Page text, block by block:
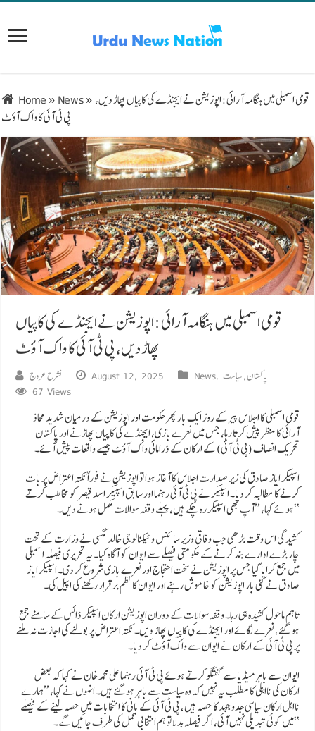
Home » News» قومی اسمبلی میں ہنگامہ آرائی: اپوزیشن نے ایجنڈے کی کاپیاں پھاڑ دیں،
پی ٹی آئی کا واک آؤٹ
قومی اسمبلی میں ہنگامہ آرائی: اپوزیشن نے ایجنڈے کی کاپیاں
پھاڑ دیں، پی ٹی آئی کا واک آؤٹ
نشرح عروج August 12, 2025 News, پاکستان,سیاست
67 Views
قومی اسمبلی کا اجلاس پیر کے روز ایک بار پھر حکومت اور اپوزیشن کے درمیان شدید محاذ
آرائی کا منظر پیش کرتا رہا، جس میں نعرے بازی، ایجنڈے کی کاپیاں پھاڑنے اور پاکستان
تحریک انصاف (پی ٹی آئی) کے ارکان کے ڈرامائی واک آؤٹ جیسے واقعات پیش آئے۔
اسپیکر ایاز صادق کی زیر صدارت اجلاس کا آغاز ہوا تو اپوزیشن نے فوراً نکتہ اعتراض پر بات
کرنے کا مطالبہ کر دیا۔ اسپیکر نے پی ٹی آئی رہنما اور سابق اسپیکر اسد قیصر کو مخاطب کرتے
ہوئے کہا، ’’آپ بھی اسپیکر رہ چکے ہیں، پہلے وقفہ سوالات مکمل ہونے دیں۔‘‘
کشیدگی اس وقت بڑھی جب وفاقی وزیر سائنس و ٹیکنالوجی خالد مگسی نے وزارت کے تحت
چار بڑے ادارے بند کرنے کے حکومتی فیصلے سے ایوان کو آگاہ کیا۔ یہ تحریری فیصلہ اسمبلی
میں جمع کرایا گیا جس پر اپوزیشن نے سخت احتجاج اور نعرے بازی شروع کر دی۔ اسپیکر ایاز
صادق نے کئی بار اپوزیشن کو خاموش رہنے اور ایوان کا نظم برقرار رکھنے کی اپیل کی۔
تاہم ماحول کشیدہ ہی رہا۔ وقفہ سوالات کے دوران اپوزیشن ارکان اسپیکر ڈائس کے سامنے جمع
ہو گئے، نعرے لگائے اور ایجنڈے کی کاپیاں پھاڑ دیں۔ نکتہ اعتراض پر بولنے کی اجازت نہ ملنے
پر پی ٹی آئی کے ارکان نے ایوان سے واک آؤٹ کر دیا۔
ایوان سے باہر میڈیا سے گفتگو کرتے ہوئے پی ٹی آئی رہنما علی محمد خان نے کہا کہ بعض
ارکان کی نااہلی کا مطلب یہ نہیں کہ وہ سیاست سے باہر ہو گئے ہیں۔ انہوں نے کہا، ’’ہمارے
نااہل ارکان سیاسی جدوجہد کا حصہ ہیں، پی ٹی آئی کے بانی کا انتخابات میں حصہ لینے کے فیصلے
میں کوئی تبدیلی نہیں آئی، اگر فیصلہ بدلا تو ہم انتخابی عمل کی طرف جائیں گے۔‘‘